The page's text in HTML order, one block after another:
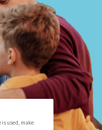
is used, make